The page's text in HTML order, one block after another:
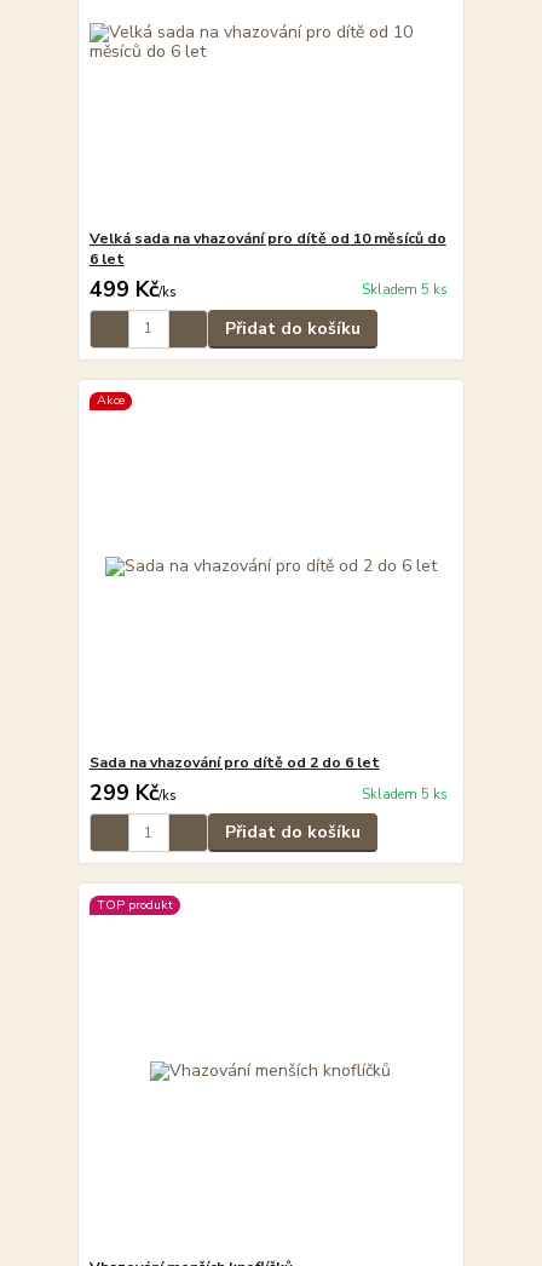
Velká sada na vhazování pro dítě od 10 měsíců do
6 let
499 Kč/ks Skladem 5 ks
Přidat do košíku
Akce
Sada na vhazování pro dítě od 2 do 6 let
299 Kč/ks Skladem 5 ks
Přidat do košíku
TOP produkt